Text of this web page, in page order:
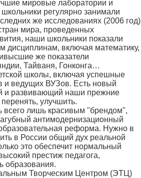
мировые лаборатории и
регулярно занимали
же исследованиях (2006 год)
мира, проведенных
наши школьники показали
дисциплинам, включая математику,
же показатели
Тайваня, Гонконга…
школы, включая успешные
и ведущих ВУЗов. Есть новый
и развивающий наши прежние
улучшить.
всего лишь красивым "брендом",
антимодернизационный
реформа. Нужно в
в России общий дух реальной
это обеспечит нормальный
престиж педагога,
образования.
Творческим Центром (ЭТЦ)